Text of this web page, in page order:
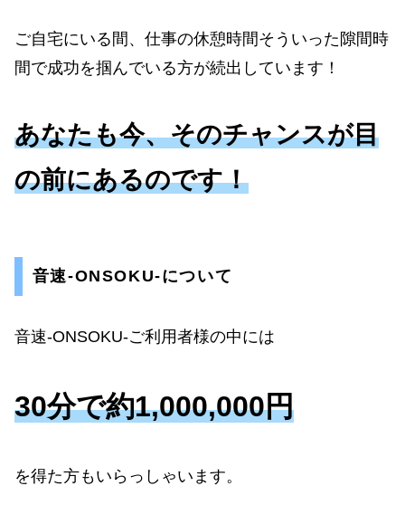
ご自宅にいる間、仕事の休憩時間そういった隙間時
間で成功を掴んでいる方が続出しています！
あなたも今、そのチャンスが目
の前にあるのです！
音速-ONSOKU-について
音速-ONSOKU-ご利用者様の中には
30分で約1,000,000円
を得た方もいらっしゃいます。